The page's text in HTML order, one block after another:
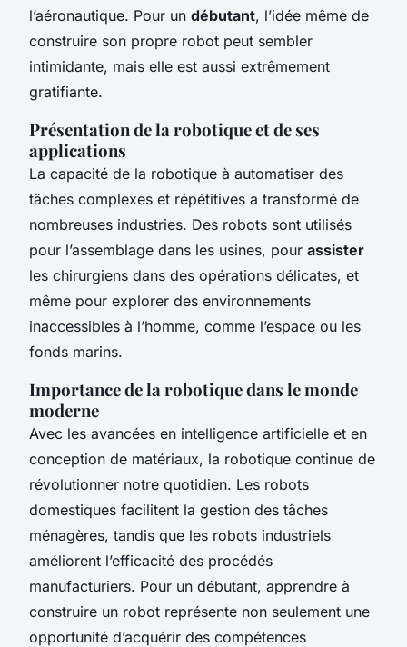
l’aéronautique. Pour un débutant, l’idée même de
construire son propre robot peut sembler
intimidante, mais elle est aussi extrêmement
gratifiante.
Présentation de la robotique et de ses
applications
La capacité de la robotique à automatiser des
tâches complexes et répétitives a transformé de
nombreuses industries. Des robots sont utilisés
pour l’assemblage dans les usines, pour assister
les chirurgiens dans des opérations délicates, et
même pour explorer des environnements
inaccessibles à l’homme, comme l’espace ou les
fonds marins.
Importance de la robotique dans le monde
moderne
Avec les avancées en intelligence artificielle et en
conception de matériaux, la robotique continue de
révolutionner notre quotidien. Les robots
domestiques facilitent la gestion des tâches
ménagères, tandis que les robots industriels
améliorent l’efficacité des procédés
manufacturiers. Pour un débutant, apprendre à
construire un robot représente non seulement une
opportunité d’acquérir des compétences